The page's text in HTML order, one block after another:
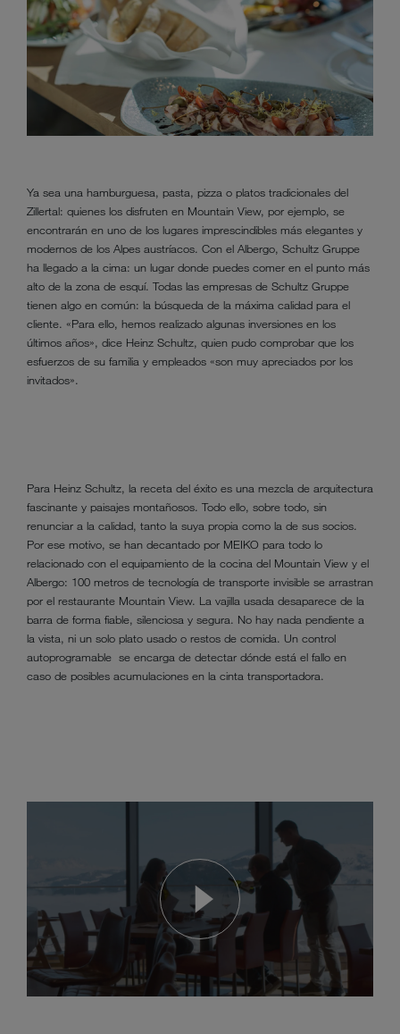
Ya sea una hamburguesa, pasta, pizza o platos tradicionales del
Zillertal: quienes los disfruten en Mountain View, por ejemplo, se
encontrarán en uno de los lugares imprescindibles más elegantes y
modernos de los Alpes austríacos. Con el Albergo, Schultz Gruppe
ha llegado a la cima: un lugar donde puedes comer en el punto más
alto de la zona de esquí. Todas las empresas de Schultz Gruppe
tienen algo en común: la búsqueda de la máxima calidad para el
cliente. «Para ello, hemos realizado algunas inversiones en los
últimos años», dice Heinz Schultz, quien pudo comprobar que los
esfuerzos de su familia y empleados «son muy apreciados por los
invitados».
Para Heinz Schultz, la receta del éxito es una mezcla de arquitectura
fascinante y paisajes montañosos. Todo ello, sobre todo, sin
renunciar a la calidad, tanto la suya propia como la de sus socios.
Por ese motivo, se han decantado por MEIKO para todo lo
relacionado con el equipamiento de la cocina del Mountain View y el
Albergo: 100 metros de tecnología de transporte invisible se arrastran
por el restaurante Mountain View. La vajilla usada desaparece de la
barra de forma fiable, silenciosa y segura. No hay nada pendiente a
la vista, ni un solo plato usado o restos de comida. Un control
autoprogramable se encarga de detectar dónde está el fallo en
caso de posibles acumulaciones en la cinta transportadora.